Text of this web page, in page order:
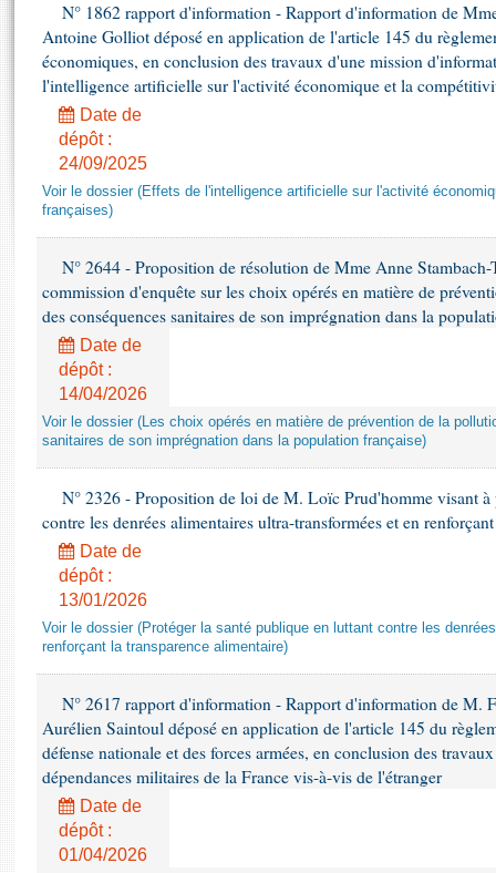
Projets de loi
Propositions de loi
Amendements
Textes adoptés
Rapports d'information
Rapports d'enquête
Rapports législatifs
Rapports sur l'application des lois
Baromètre de l’application des lois
Budget et sécurité sociale
Questions écrites et orales
Comptes rendus des débats
Juniors
Anciennes législatures
Liens vers les sites publics
Contacts et plan d'accès
Photos libres de droit
N° 1862 rapport d'information - Rapport d'information de
Antoine Golliot déposé en application de l'article 145 du
économiques, en conclusion des travaux d'une mission
l'intelligence artificielle sur l'activité économique et la
Date de
dépôt :
24/09/2025
Voir le dossier (Effets de l'intelligence artificielle sur l'activité
françaises)
N° 2644 - Proposition de résolution de Mme Anne
commission d'enquête sur les choix opérés en matière de
des conséquences sanitaires de son imprégnation dans la
Date de
dépôt :
14/04/2026
Voir le dossier (Les choix opérés en matière de prévention de la
sanitaires de son imprégnation dans la population française)
N° 2326 - Proposition de loi de M. Loïc Prud'homme visant
contre les denrées alimentaires ultra-transformées et en
Date de
dépôt :
13/01/2026
Voir le dossier (Protéger la santé publique en luttant contre les
renforçant la transparence alimentaire)
N° 2617 rapport d'information - Rapport d'information de M.
Aurélien Saintoul déposé en application de l'article 145 du
défense nationale et des forces armées, en conclusion des
dépendances militaires de la France vis-à-vis de l'étranger
Date de
dépôt :
01/04/2026